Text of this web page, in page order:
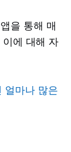
을 통해 매
에 대해 자
얼마나 많은